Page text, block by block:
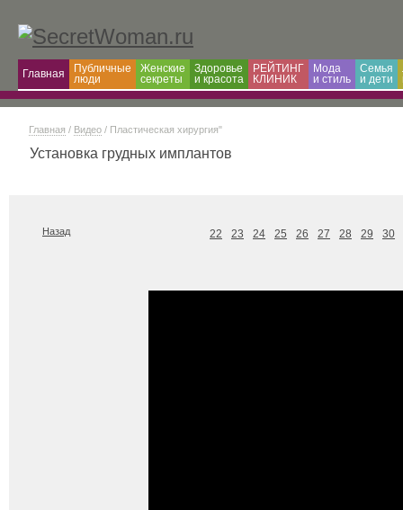
Главная
Публичные
люди
Женские
секреты
Здоровье
и красота
РЕЙТИНГ
КЛИНИК
Мода
и cтиль
Семья
и дети
Главная / Видео / Пластическая хирургия"
Установка грудных имплантов
Назад 22 23 24 25 26 27 28 29 30